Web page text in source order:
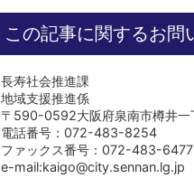
この記事に関するお問
長寿社会推進課
地域支援推進係
〒590-0592大阪府泉南市樽井一
電話番号：072-483-8254
ファックス番号：072-483-6477
e-mail:kaigo@city.sennan.lg.jp